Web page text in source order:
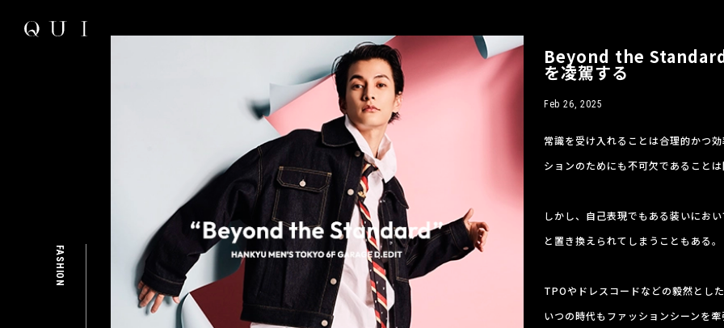
FASHION
Beyond the Standard
を凌駕する
Feb 26, 2025
常識を受け入れることは合理的かつ
ションのためにも不可欠であることは
しかし、自己表現でもある装いにお
と置き換えられてしまうこともある。
TPOやドレスコードなどの毅然とし
いつの時代もファッションシーンを